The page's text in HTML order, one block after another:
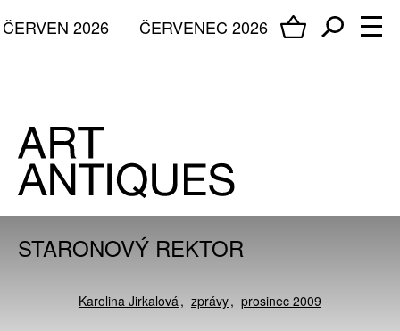
ČERVENEC 2026
ČERVEN 2026
STARONOVÝ REKTOR
Karolina Jirkalová zprávy prosinec 2009